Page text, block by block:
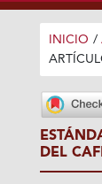
INICIO /
DEL